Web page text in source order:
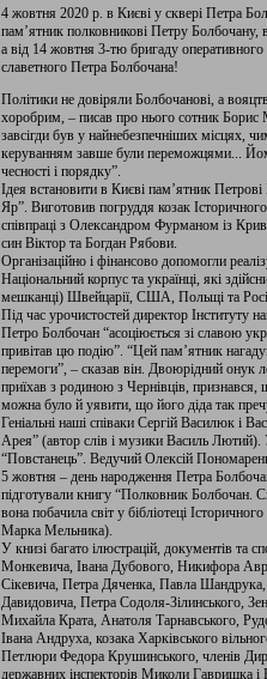
4 жовтня 2020 р. в Києві у сквері Петра
пам’ятник полковникові Петру
а від 14 жовтня 3-тю бригаду оперативного
славетного Петра Болбочана!
Політики не довіряли Болбочанові, а
хоробрим, – писав про нього сотник Борис
завсігди був у найнебезпечніших місцях,
керуванням завше були переможцями...
чесності і порядку”.
Ідея встановити в Києві пам’ятник
Яр”. Виготовив погруддя козак
співпраці з Олександром Фурманом із
син Віктор та Богдан Рябови.
Організаційно і фінансово допомогли
Національний корпус та українці, які
мешканці) Швейцарії, США, Польщі та
Під час урочистостей директор Інституту
Петро Болбочан “асоціюється зі славою
привітав цю подію”. “Цей пам’ятник
перемоги”, – сказав він. Двоюрідний онук
приїхав з родиною з Чернівців,
можна було й уявити, що його діда так
Геніальні наші співаки Сергій Василюк і
Арея” (автор слів і музики Василь Лютий).
“Повстанець”. Ведучий Олексій
5 жовтня – день народження Петра
підготували книгу “Полковник Болбочан.
вона побачила світ у бібліотеці
Марка Мельника).
У книзі багато ілюстрацій, документів та
Монкевича, Івана Дубового, Никифора
Сікевича, Петра Дяченка, Павла
Давидовича, Петра Содоля-Зілинського,
Михайла Крата, Анатоля Тарнавського,
Івана Андруха, козака Харківського
Петлюри Федора Крушинського, членів
державних інспекторів Миколи Гавришка і